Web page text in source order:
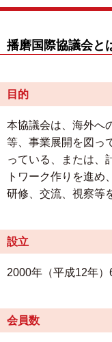
播磨国際協議会と
目的
本協議会は、海外へ
等、事業展開を図っ
っている、または、
トワーク作りを進め
研修、交流、視察等
設立
2000年（平成12年）
会員数